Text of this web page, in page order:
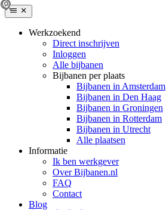
Werkzoekend
Direct inschrijven
Inloggen
Alle bijbanen
Bijbanen per plaats
Bijbanen in Amsterdam
Bijbanen in Den Haag
Bijbanen in Groningen
Bijbanen in Rotterdam
Bijbanen in Utrecht
Alle plaatsen
Informatie
Ik ben werkgever
Over Bijbanen.nl
FAQ
Contact
Blog